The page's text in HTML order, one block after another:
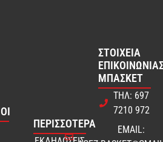
ΠΕΡΙΣΣΟΤΕΡΑ
ΣΤΟΙΧΕΊΑ
ΜΠΆΣΚΕΤ
ΤΗΛ: 697
7210 972
EMAIL: